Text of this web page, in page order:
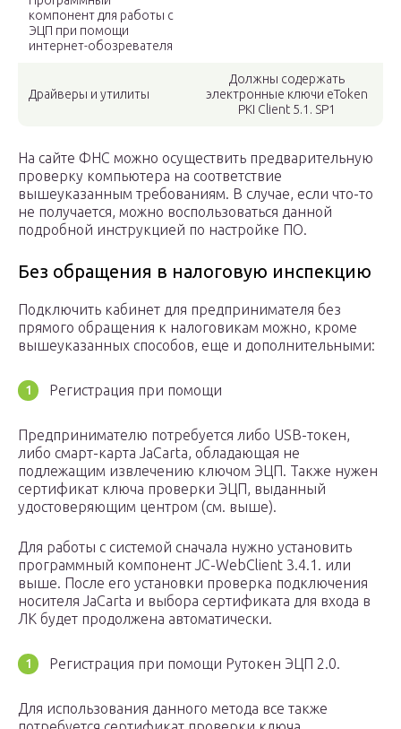
компонент для работы с
ЭЦП при помощи
интернет-обозревателя
Драйверы и утилиты
Должны содержать
электронные ключи eToken
PKI Client 5.1. SP1
На сайте ФНС можно осуществить предварительную
проверку компьютера на соответствие
вышеуказанным требованиям. В случае, если что-то
не получается, можно воспользоваться данной
подробной инструкцией по настройке ПО.
Без обращения в налоговую инспекцию
Подключить кабинет для предпринимателя без
прямого обращения к налоговикам можно, кроме
вышеуказанных способов, еще и дополнительными:
Регистрация при помощи
Предпринимателю потребуется либо USB-токен,
либо смарт-карта JaCarta, обладающая не
подлежащим извлечению ключом ЭЦП. Также нужен
сертификат ключа проверки ЭЦП, выданный
удостоверяющим центром (см. выше).
Для работы с системой сначала нужно установить
программный компонент JC-WebClient 3.4.1. или
выше. После его установки проверка подключения
носителя JaCarta и выбора сертификата для входа в
ЛК будет продолжена автоматически.
Регистрация при помощи Рутокен ЭЦП 2.0.
Для использования данного метода все также